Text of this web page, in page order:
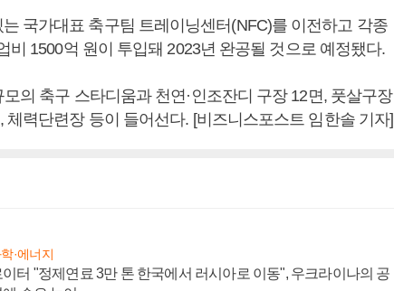
국가대표 축구팀 트레이닝센터(NFC)를 이전하고 각종
비 1500억 원이 투입돼 2023년 완공될 것으로 예정됐다.
의 축구 스타디움과 천연·인조잔디 구장 12면, 풋살구장
력단련장 등이 들어선다. [비즈니스포스트 임한솔 기자]
·에너지
이터 "정제연료 3만 톤 한국에서 러시아로 이동", 우크라이나의 공